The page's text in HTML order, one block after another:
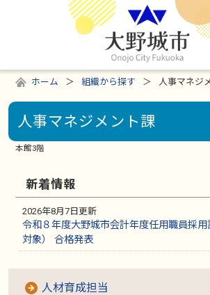
ホーム 組織から探す 人事マネジ
人事マネジメント課
本館3階
新着情報
2026年8月7日更新
令和８年度大野城市会計年度任用職員採
対象） 合格発表
人材育成担当